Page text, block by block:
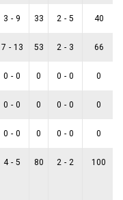
3 - 9 33 2 - 5 40
7 - 13 53 2 - 3 66
0 - 0 0 0 - 0 0
0 - 0 0 0 - 0 0
0 - 0 0 0 - 0 0
4 - 5 80 2 - 2 100